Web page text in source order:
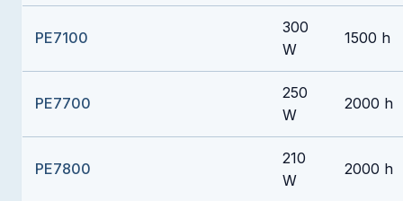
PE7100
300
W
1500 h
PE7700
250
W
2000 h
PE7800
210
W
2000 h